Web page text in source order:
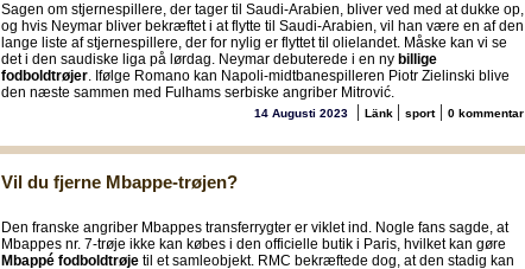
Sagen om stjernespillere, der tager til Saudi-Arabien, bliver ved med at dukke op,
og hvis Neymar bliver bekræftet i at flytte til Saudi-Arabien, vil han være en af den
lange liste af stjernespillere, der for nylig er flyttet til olielandet. Måske kan vi se
det i den saudiske liga på lørdag. Neymar debuterede i en ny billige
fodboldtrøjer. Ifølge Romano kan Napoli-midtbanespilleren Piotr Zielinski blive
den næste sammen med Fulhams serbiske angriber Mitrović.
14 Augusti 2023 | Länk | sport| 0 kommentar
Vil du fjerne Mbappe-trøjen?
Den franske angriber Mbappes transferrygter er viklet ind. Nogle fans sagde, at
Mbappes nr. 7-trøje ikke kan købes i den officielle butik i Paris, hvilket kan gøre
Mbappé fodboldtrøje til et samleobjekt. RMC bekræftede dog, at den stadig kan